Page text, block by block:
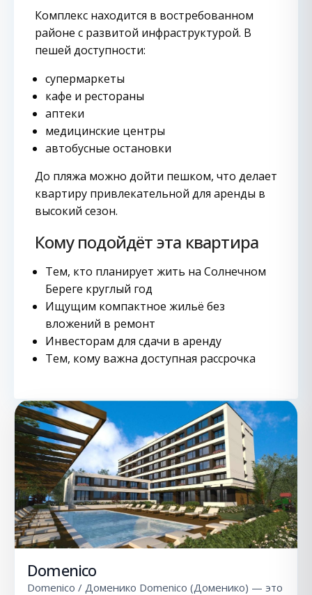
Комплекс находится в востребованном
районе с развитой инфраструктурой. В
пешей доступности:
супермаркеты
кафе и рестораны
аптеки
медицинские центры
автобусные остановки
До пляжа можно дойти пешком, что делает
квартиру привлекательной для аренды в
высокий сезон.
Кому подойдёт эта квартира
Тем, кто планирует жить на Солнечном
Береге круглый год
Ищущим компактное жильё без
вложений в ремонт
Инвесторам для сдачи в аренду
Тем, кому важна доступная рассрочка
Domenico
Domenico / Доменико Domenico (Доменико) — это